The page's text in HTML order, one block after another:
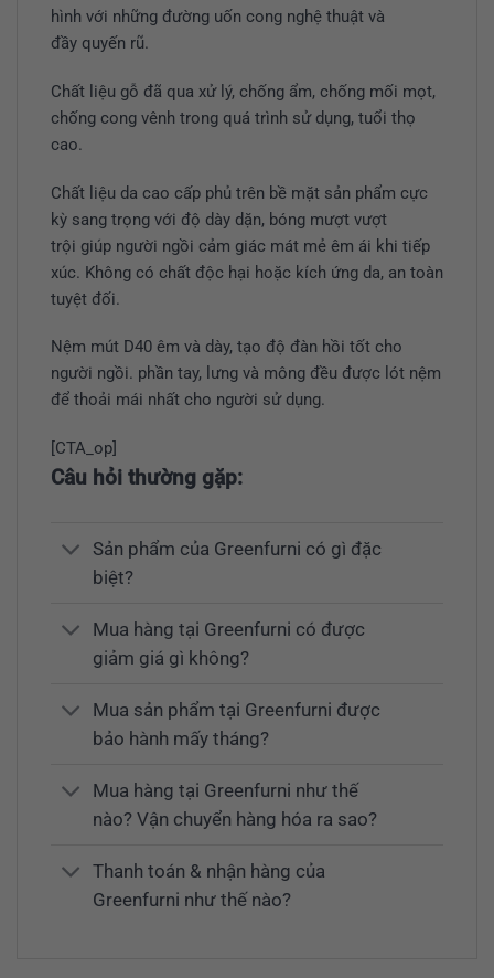
hình với những đường uốn cong nghệ thuật và
đầy quyến rũ.
Chất liệu gỗ đã qua xử lý, chống ẩm, chống mối mọt,
chống cong vênh trong quá trình sử dụng, tuổi thọ
cao.
Chất liệu da cao cấp phủ trên bề mặt sản phẩm cực
kỳ sang trọng với độ dày dặn, bóng mượt vượt
trội giúp người ngồi cảm giác mát mẻ êm ái khi tiếp
xúc. Không có chất độc hại hoặc kích ứng da, an toàn
tuyệt đối.
Nệm mút D40 êm và dày, tạo độ đàn hồi tốt cho
người ngồi. phần tay, lưng và mông đều được lót nệm
để thoải mái nhất cho người sử dụng.
[CTA_op]
Câu hỏi thường gặp:
Sản phẩm của Greenfurni có gì đặc
biệt?
Mua hàng tại Greenfurni có được
giảm giá gì không?
Mua sản phẩm tại Greenfurni được
bảo hành mấy tháng?
Mua hàng tại Greenfurni như thế
nào? Vận chuyển hàng hóa ra sao?
Thanh toán & nhận hàng của
Greenfurni như thế nào?